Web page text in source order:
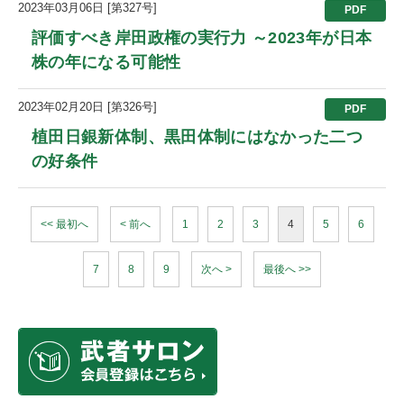
PDF
2023年03月06日 [第327号]
評価すべき岸田政権の実行力 ～2023年が日本
株の年になる可能性
PDF
2023年02月20日 [第326号]
植田日銀新体制、黒田体制にはなかった二つ
の好条件
<< 最初へ < 前へ 1 2 3 4 5 6
7 8 9 次へ > 最後へ >>